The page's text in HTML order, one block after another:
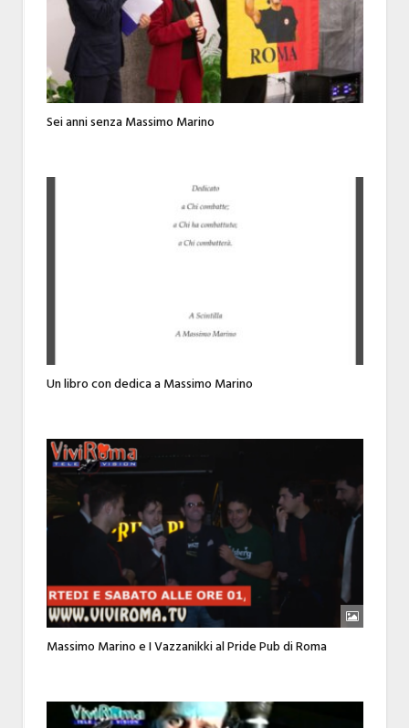
Sei anni senza Massimo Marino
Un libro con dedica a Massimo Marino
Massimo Marino e I Vazzanikki al Pride Pub di Roma